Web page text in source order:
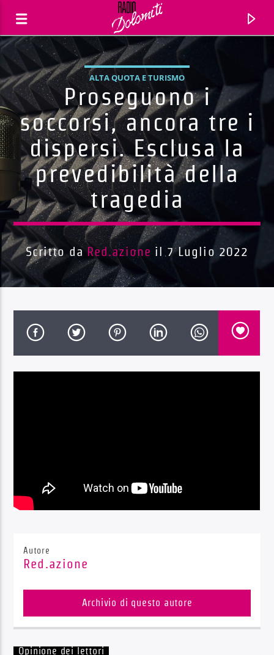
Traccia corrente
Titolo
Artista
Radio Dolomiti
ALTA QUOTA E TURISMO
Proseguono i
soccorsi, ancora tre i
dispersi. Esclusa la
prevedibilità della
tragedia
Scritto da Red.azione il 7 Luglio 2022
Autore
Red.azione
Archivio di questo autore
Opinione dei lettori